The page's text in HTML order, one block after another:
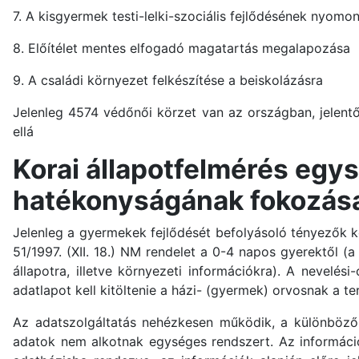
7. A kisgyermek testi-lelki-szociális fejlődésének
8. Előítélet mentes elfogadó magatartás megalapozása
9. A családi környezet felkészítése a beiskolázásra
Jelenleg 4574 védőnői körzet van az országban,
ellá
Korai állapotfelmérés
hatékonyságának
Jelenleg a gyermekek fejlődését befolyásoló tényezők
51/1997. (XII. 18.) NM rendelet a 0-4 napos gyerektől
állapotra, illetve környezeti információkra). A
adatlapot kell kitöltenie a házi- (gyermek) orvosnak a
Az adatszolgáltatás nehézkesen működik, a
adatok nem alkotnak egységes rendszert. Az